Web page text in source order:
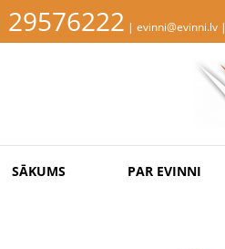
29576222 | evinni@evinni.lv |
SĀKUMS PAR EVINNI